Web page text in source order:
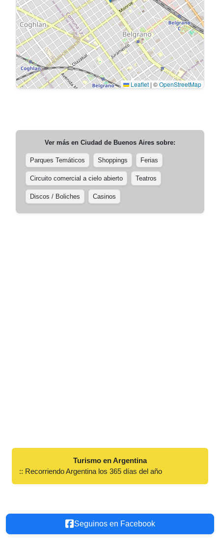
Leaflet | ©OpenStreetMap
Ver más en Ciudad de Buenos Aires sobre:
Parques Temáticos Shoppings Ferias
Circuito comercial a cielo abierto Teatros
Discos / Boliches Casinos
Turismo en Argentina
:: Recorriendo Argentina los 365 días del año
Seguinos en Facebook